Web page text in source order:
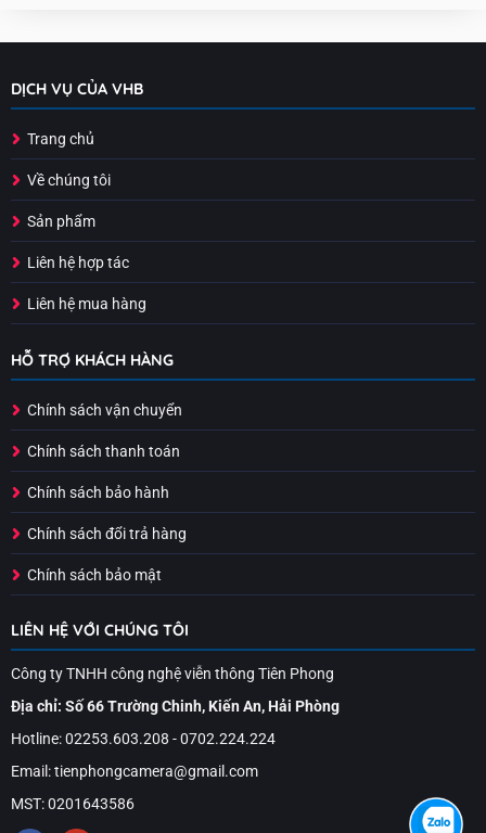
DỊCH VỤ CỦA VHB
Trang chủ
Về chúng tôi
Sản phẩm
Liên hệ hợp tác
Liên hệ mua hàng
HỖ TRỢ KHÁCH HÀNG
Chính sách vận chuyển
Chính sách thanh toán
Chính sách bảo hành
Chính sách đổi trả hàng
Chính sách bảo mật
LIÊN HỆ VỚI CHÚNG TÔI
Công ty TNHH công nghệ viễn thông Tiên Phong
Địa chỉ: Số 66 Trường Chinh, Kiến An, Hải Phòng
Hotline: 02253.603.208 - 0702.224.224
Email: tienphongcamera@gmail.com
MST: 0201643586